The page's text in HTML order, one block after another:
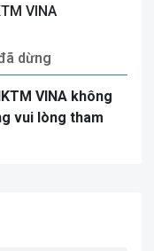
VINA
dừng
VINA không
vui lòng tham